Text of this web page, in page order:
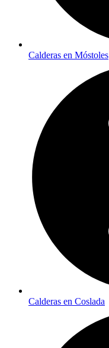
Calderas en Móstoles
Calderas en Coslada